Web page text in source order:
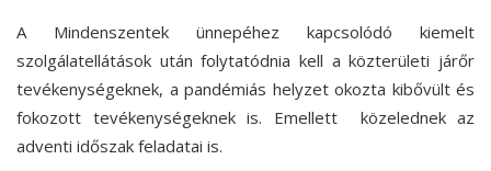
A Mindenszentek ünnepéhez kapcsolódó kiemelt
szolgálatellátások után folytatódnia kell a közterületi járőr
tevékenységeknek, a pandémiás helyzet okozta kibővült és
fokozott tevékenységeknek is. Emellett közelednek az
adventi időszak feladatai is.